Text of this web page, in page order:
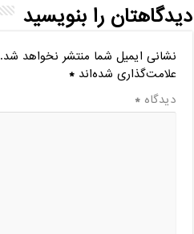
دیدگاهتان را بنویسید
نشانی ایمیل شما منتشر نخواهد شد.
علامت‌گذاری شده‌اند*
دیدگاه*